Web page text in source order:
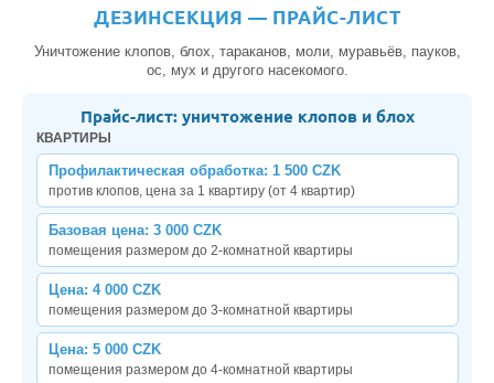
ДЕЗИНСЕКЦИЯ — ПРАЙС-ЛИСТ
Уничтожение клопов, блох, тараканов, моли, муравьёв, пауков,
ос, мух и другого насекомого.
Прайс-лист: уничтожение клопов и блох
КВАРТИРЫ
Профилактическая обработка: 1 500 CZK
против клопов, цена за 1 квартиру (от 4 квартир)
Базовая цена: 3 000 CZK
помещения размером до 2-комнатной квартиры
Цена: 4 000 CZK
помещения размером до 3-комнатной квартиры
Цена: 5 000 CZK
помещения размером до 4-комнатной квартиры